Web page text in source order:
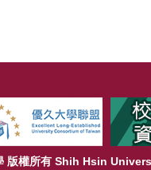
版權所有 Shih Hsin